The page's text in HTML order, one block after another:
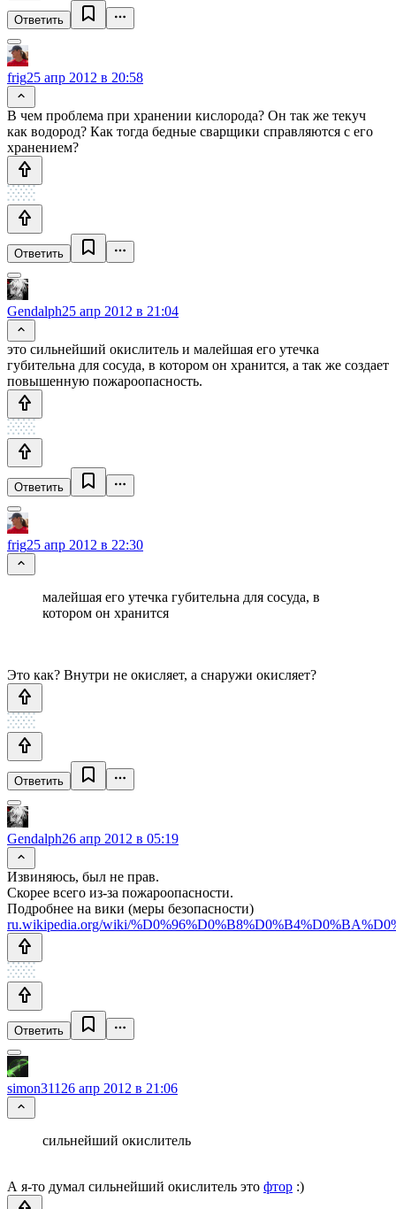
Ответить
frig25 апр 2012 в 20:58
В чем проблема при хранении кислорода? Он так же текуч
как водород? Как тогда бедные сварщики справляются с его
хранением?
Ответить
Gendalph25 апр 2012 в 21:04
это сильнейший окислитель и малейшая его утечка
губительна для сосуда, в котором он хранится, а так же создает
повышенную пожароопасность.
Ответить
frig25 апр 2012 в 22:30
малейшая его утечка губительна для сосуда, в
котором он хранится
Это как? Внутри не окисляет, а снаружи окисляет?
Ответить
Gendalph26 апр 2012 в 05:19
Извиняюсь, был не прав.
Скорее всего из-за пожароопасности.
Подробнее на вики (меры безопасности)
ru.wikipedia.org/wiki/
Ответить
simon311 26 апр 2012 в 21:06
сильнейший окислитель
А я-то думал сильнейший окислитель это фтор :)